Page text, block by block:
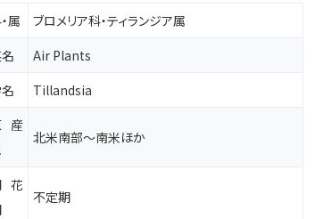
属 ブロメリア科・ティランジア属
Air Plants
Tillandsia
産
北米南部～南米ほか
花
不定期